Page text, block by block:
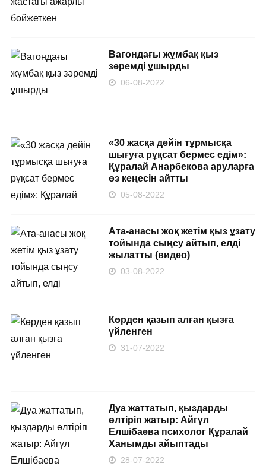
Вагондағы жұмбақ қыз
зәремді ұшырды
06-08-2022
«30 жасқа дейін тұрмысқа
шығуға рұқсат бермес едім»:
Құралай Анарбекова аруларға
өз кеңесін айтты
05-08-2022
Ата-анасы жоқ жетім қыз ұзату
тойында сыңсу айтып, елді
жылатты (видео)
03-08-2022
Көрден қазып алған қызға
үйленген
31-07-2022
Дуа жаттатып, қыздарды
өлтіріп жатыр: Айгүл
Елшібаева психолог Құралай
Ханымды айыптады
28-07-2022